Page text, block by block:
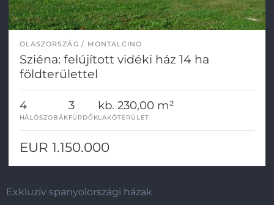
OLASZORSZÁG MONTALCINO
Sziéna: felújított vidéki ház 14 ha
földterülettel
4
HÁLÓSZOBÁK
3
FÜRDŐK
kb. 230,00 m²
LAKÓTERÜLET
EUR 1.150.000
Exkluzív spanyolországi házak